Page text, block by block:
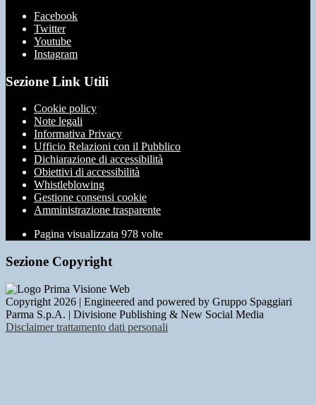
Facebook
Twitter
Youtube
Instagram
Sezione Link Utili
Cookie policy
Note legali
Informativa Privacy
Ufficio Relazioni con il Pubblico
Dichiarazione di accessibilità
Obiettivi di accessibilità
Whistleblowing
Gestione consensi cookie
Amministrazione trasparente
Pagina visualizzata 978 volte
Sezione Copyright
Copyright 2026 | Engineered and powered by Gruppo Spaggiari
Parma S.p.A. | Divisione Publishing & New Social Media
Disclaimer trattamento dati personali